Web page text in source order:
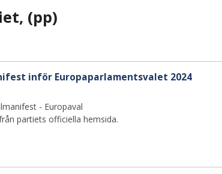
(pp)
inför Europaparlamentsvalet 2024
- Europaval
partiets officiella hemsida.